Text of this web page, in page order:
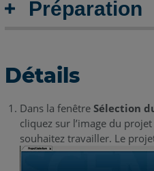
Préparation
Détails
Dans la fenêtre Sélection
cliquez sur l’image du
souhaitez travailler. Le